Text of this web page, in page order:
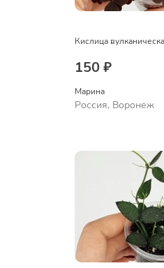
Кислица
150 ₽
Марина
Россия, Воронеж